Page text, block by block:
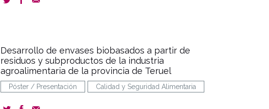
Desarrollo de envases biobasados a partir de
residuos y subproductos de la industria
agroalimentaria de la provincia de Teruel
Póster / Presentación Calidad y Seguridad Alimentaria